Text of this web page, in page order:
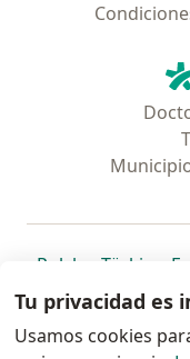
Polska se abre en
Türkiye
Portugal
se
México
Tu privacidad es
Usamos cookies